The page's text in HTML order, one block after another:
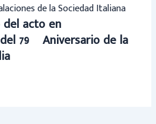
de la Sociedad Italiana
acto en
79º Aniversario de la